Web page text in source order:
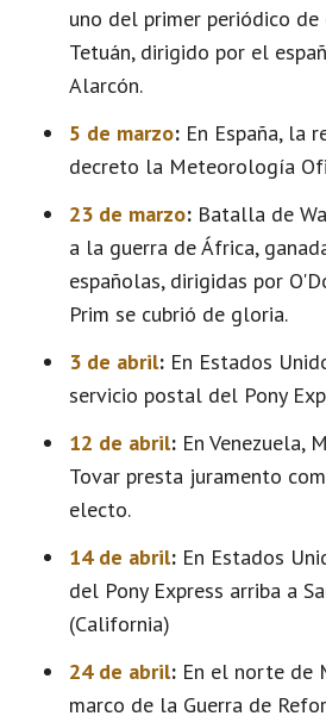
uno del primer periódico de
Tetuán, dirigido por el
Alarcón.
5 de marzo: En España, la
decreto la Meteorología
23 de marzo: Batalla de
a la guerra de África,
españolas, dirigidas por
Prim se cubrió de gloria.
3 de abril: En Estados
servicio postal del Pony
12 de abril: En Venezuela,
Tovar presta juramento
electo.
14 de abril: En Estados
del Pony Express arriba a
(California)
24 de abril: En el norte de
marco de la Guerra de